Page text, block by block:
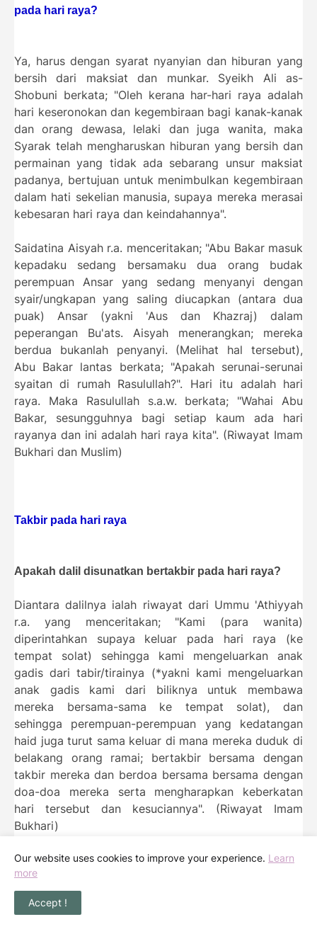
pada hari raya?
Ya, harus dengan syarat nyanyian dan hiburan yang
bersih dari maksiat dan munkar. Syeikh Ali as-
Shobuni berkata; "Oleh kerana har-hari raya adalah
hari keseronokan dan kegembiraan bagi kanak-kanak
dan orang dewasa, lelaki dan juga wanita, maka
Syarak telah mengharuskan hiburan yang bersih dan
permainan yang tidak ada sebarang unsur maksiat
padanya, bertujuan untuk menimbulkan kegembiraan
dalam hati sekelian manusia, supaya mereka merasai
kebesaran hari raya dan keindahannya".
Saidatina Aisyah r.a. menceritakan; "Abu Bakar masuk
kepadaku sedang bersamaku dua orang budak
perempuan Ansar yang sedang menyanyi dengan
syair/ungkapan yang saling diucapkan (antara dua
puak) Ansar (yakni 'Aus dan Khazraj) dalam
peperangan Bu'ats. Aisyah menerangkan; mereka
berdua bukanlah penyanyi. (Melihat hal tersebut),
Abu Bakar lantas berkata; "Apakah serunai-serunai
syaitan di rumah Rasulullah?". Hari itu adalah hari
raya. Maka Rasulullah s.a.w. berkata; "Wahai Abu
Bakar, sesungguhnya bagi setiap kaum ada hari
rayanya dan ini adalah hari raya kita". (Riwayat Imam
Bukhari dan Muslim)
Takbir pada hari raya
Apakah dalil disunatkan bertakbir pada hari raya?
Diantara dalilnya ialah riwayat dari Ummu 'Athiyyah
r.a. yang menceritakan; "Kami (para wanita)
diperintahkan supaya keluar pada hari raya (ke
tempat solat) sehingga kami mengeluarkan anak
gadis dari tabir/tirainya (*yakni kami mengeluarkan
anak gadis kami dari biliknya untuk membawa
mereka bersama-sama ke tempat solat), dan
sehingga perempuan-perempuan yang kedatangan
haid juga turut sama keluar di mana mereka duduk di
belakang orang ramai; bertakbir bersama dengan
takbir mereka dan berdoa bersama bersama dengan
doa-doa mereka serta mengharapkan keberkatan
hari tersebut dan kesuciannya". (Riwayat Imam
Bukhari)
Siapakah yang disunatkan bertakbir?
Our website uses cookies to improve your experience. Learn
more
Accept !